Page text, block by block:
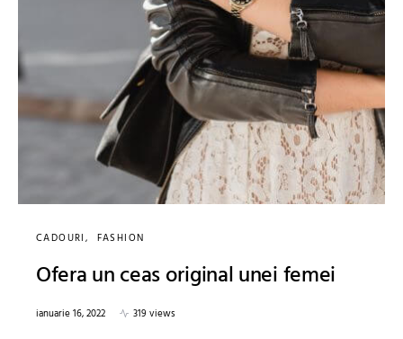
CADOURI FASHION
Ofera un ceas original unei femei
ianuarie 16, 2022
319 views